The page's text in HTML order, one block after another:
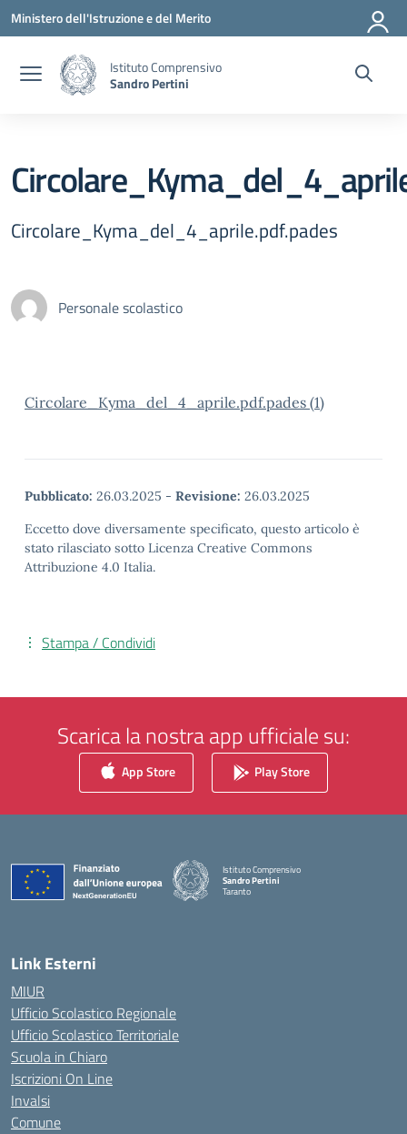
Vai ai contenuti
Vai al menu di navigazione
Vai al footer
Ministero dell'Istruzione e del Merito
Istituto Comprensivo
Sandro Pertini
Circolare_Kyma_del_4_aprile.pdf.pades
Personale scolastico
Circolare_Kyma_del_4_aprile.pdf.pades (1)
Pubblicato: 26.03.2025 - Revisione: 26.03.2025
Eccetto dove diversamente specificato, questo articolo è
stato rilasciato sotto Licenza Creative Commons
Attribuzione 4.0 Italia.
Stampa / Condividi
Scarica la nostra app ufficiale su:
App Store Play Store
Istituto Comprensivo
Sandro Pertini
Taranto
Link Esterni
MIUR
Ufficio Scolastico Regionale
Ufficio Scolastico Territoriale
Scuola in Chiaro
Iscrizioni On Line
Invalsi
Comune